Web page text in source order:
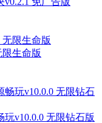
生命版
v10.0.0 无限钻石版